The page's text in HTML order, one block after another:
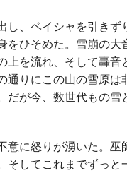
、ベイシャを引き
ひそめた。雪崩の
上を流れ、そして轟
りにこの山の雪原
が今、数世代もの
に怒りが湧いた。
そしてこれまでずっ